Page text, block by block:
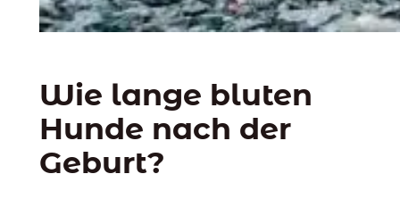
Wie lange bluten
Hunde nach der
Geburt?